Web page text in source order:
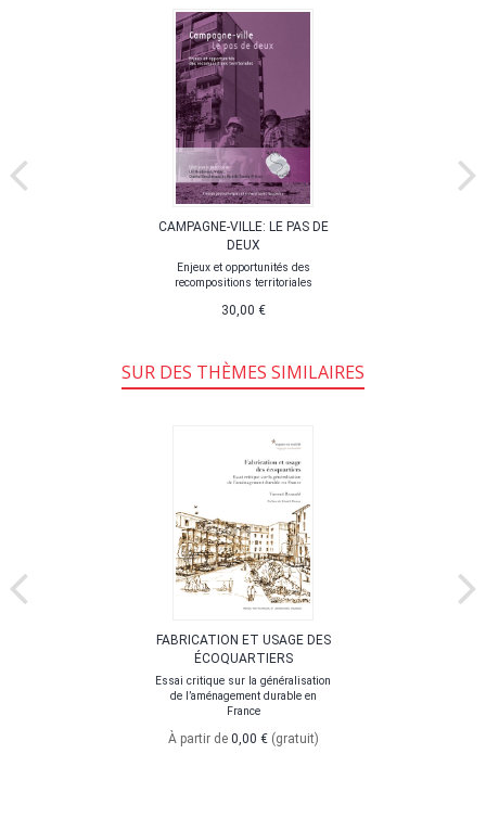
CAMPAGNE-VILLE: LE PAS DE
DEUX
Enjeux et opportunités des
recompositions territoriales
30,00 €
SUR DES THÈMES SIMILAIRES
FABRICATION ET USAGE DES
ÉCOQUARTIERS
Essai critique sur la généralisation
de l’aménagement durable en
France
À partir de 0,00 € (gratuit)